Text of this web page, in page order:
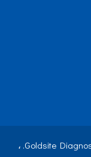
حقوق الطبع والنشر © 1999- 2023 Goldsite Diagnostics Inc. ،